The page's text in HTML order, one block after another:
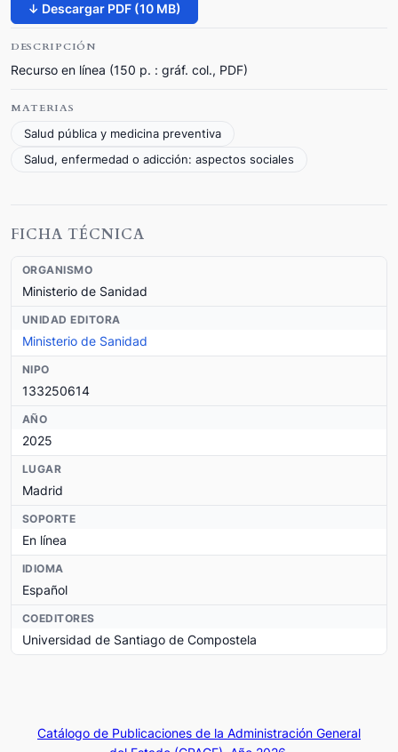
↓ Descargar PDF (10 MB)
DESCRIPCIÓN
Recurso en línea (150 p. : gráf. col., PDF)
MATERIAS
Salud pública y medicina preventiva
Salud, enfermedad o adicción: aspectos sociales
FICHA TÉCNICA
ORGANISMO
Ministerio de Sanidad
UNIDAD EDITORA
Ministerio de Sanidad
NIPO
133250614
AÑO
2025
LUGAR
Madrid
SOPORTE
En línea
IDIOMA
Español
COEDITORES
Universidad de Santiago de Compostela
Catálogo de Publicaciones de la Administración General